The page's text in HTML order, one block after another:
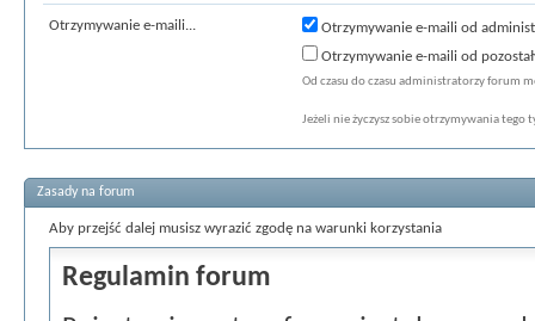
Otrzymywanie e-maili...
Otrzymywanie e-maili od
Otrzymywanie e-maili od
Od czasu do czasu administratorzy forum
Jeżeli nie życzysz sobie otrzymywania
Zasady na forum
Aby przejść dalej musisz wyrazić zgodę na warunki korzystania
Regulamin forum